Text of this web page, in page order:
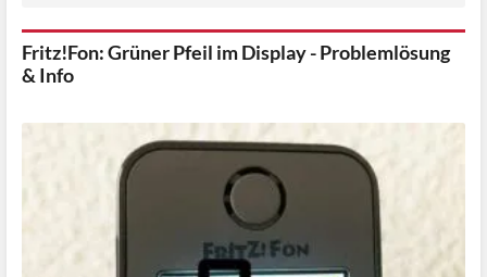
Fritz!Fon: Grüner Pfeil im Display - Problemlösung
& Info